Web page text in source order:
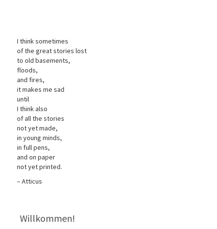
I think sometimes
of the great stories lost
to old basements,
floods,
and fires,
it makes me sad
until
I think also
of all the stories
not yet made,
in young minds,
in full pens,
and on paper
not yet printed.
– Atticus
Willkommen!